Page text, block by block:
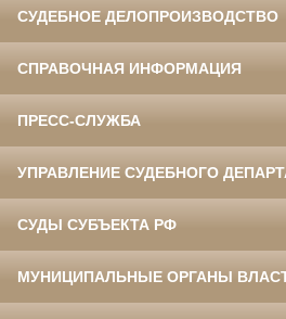
СУДЕБНОЕ ДЕЛОПРОИЗВОДСТВО
СПРАВОЧНАЯ ИНФОРМАЦИЯ
ПРЕСС-СЛУЖБА
УПРАВЛЕНИЕ СУДЕБНОГО
СУДЫ СУБЪЕКТА РФ
МУНИЦИПАЛЬНЫЕ ОРГАНЫ